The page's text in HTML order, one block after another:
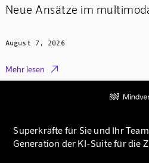
Neue Ansätze im
August 7, 2026
Mehr lesen 
Superkräfte für Sie und Ihr
Generation der KI-Suite für die